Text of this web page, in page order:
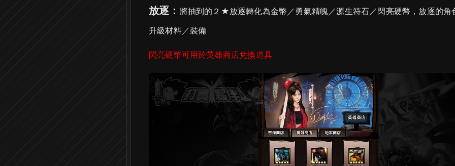
放逐： 將抽到的２★放逐轉化為金幣／勇氣精魄／源生符石／閃亮硬幣，放逐的角
升級材料／裝備
閃亮硬幣可用於英雄商店兌換道具